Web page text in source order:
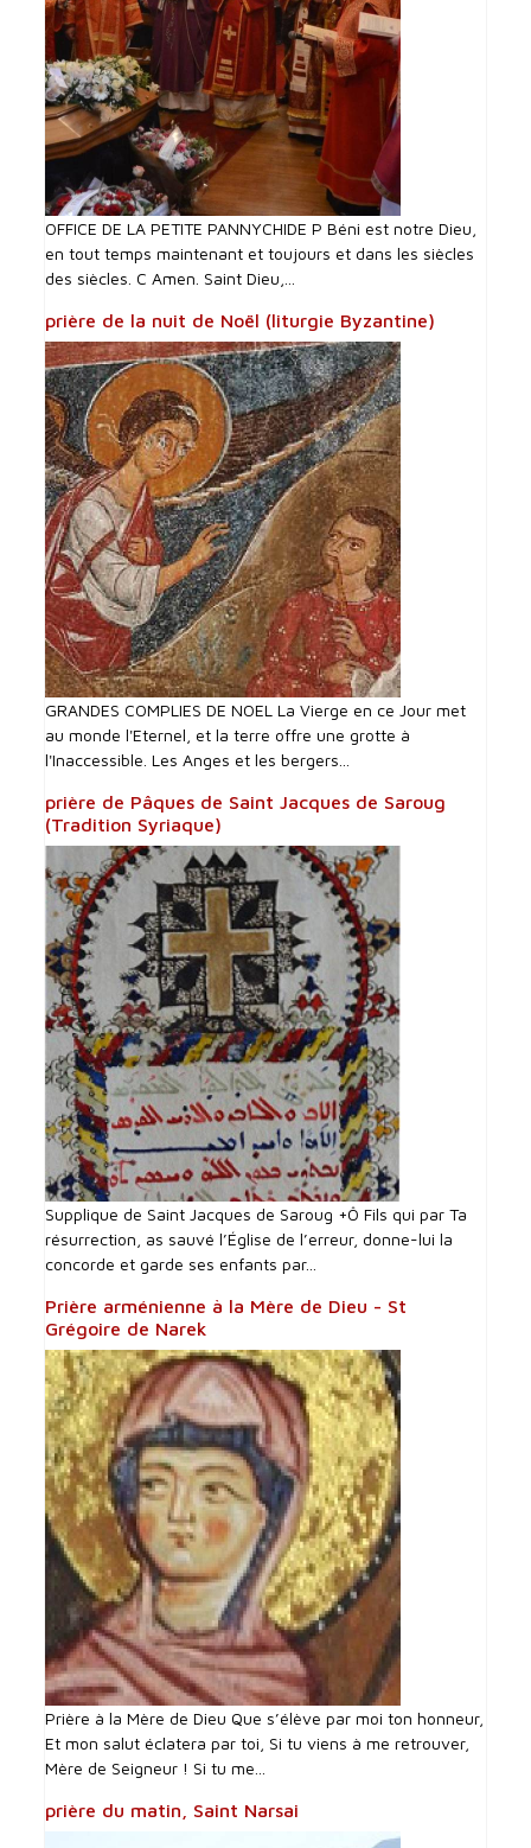
OFFICE DE LA PETITE PANNYCHIDE P Béni est notre Dieu,
en tout temps maintenant et toujours et dans les siècles
des siècles. C Amen. Saint Dieu,...
prière de la nuit de Noël (liturgie Byzantine)
GRANDES COMPLIES DE NOEL La Vierge en ce Jour met
au monde l'Eternel, et la terre offre une grotte à
l'Inaccessible. Les Anges et les bergers...
prière de Pâques de Saint Jacques de Saroug
(Tradition Syriaque)
Supplique de Saint Jacques de Saroug +Ô Fils qui par Ta
résurrection, as sauvé l’Église de l’erreur, donne-lui la
concorde et garde ses enfants par...
Prière arménienne à la Mère de Dieu - St
Grégoire de Narek
Prière à la Mère de Dieu Que s’élève par moi ton honneur,
Et mon salut éclatera par toi, Si tu viens à me retrouver,
Mère de Seigneur ! Si tu me...
prière du matin, Saint Narsai